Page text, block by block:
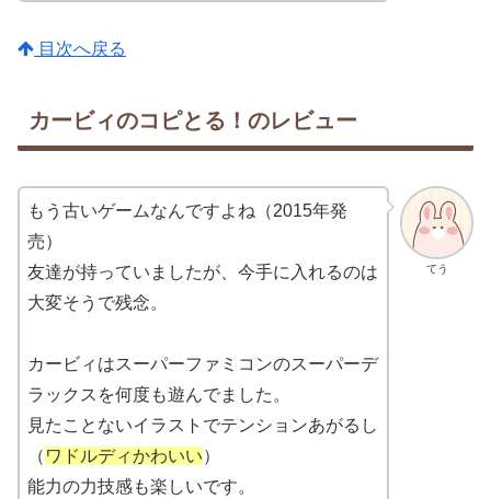
目次へ戻る
カービィのコピとる！のレビュー
てう
もう古いゲームなんですよね（2015年発
売）
友達が持っていましたが、今手に入れるのは
大変そうで残念。
カービィはスーパーファミコンのスーパーデ
ラックスを何度も遊んでました。
見たことないイラストでテンションあがるし
（ ワドルディかわいい）
能力の力技感も楽しいです。